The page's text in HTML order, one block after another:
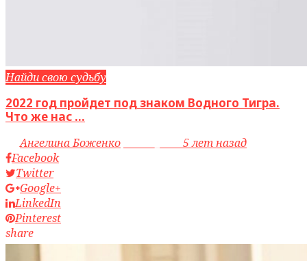
Найди свою судьбу
2022 год пройдет под знаком Водного Тигра.
Что же нас ...
byАнгелина Боженко
5 лет назад
Facebook
Twitter
Google+
LinkedIn
Pinterest
share